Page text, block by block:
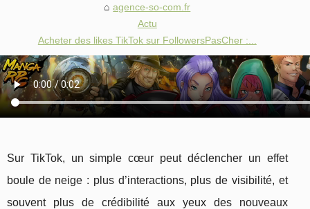
agence-so-com.fr
Actu
Acheter des likes TikTok sur FollowersPasCher :...
Sur TikTok, un simple cœur peut déclencher un effet
boule de neige : plus d’interactions, plus de visibilité, et
souvent plus de crédibilité aux yeux des nouveaux